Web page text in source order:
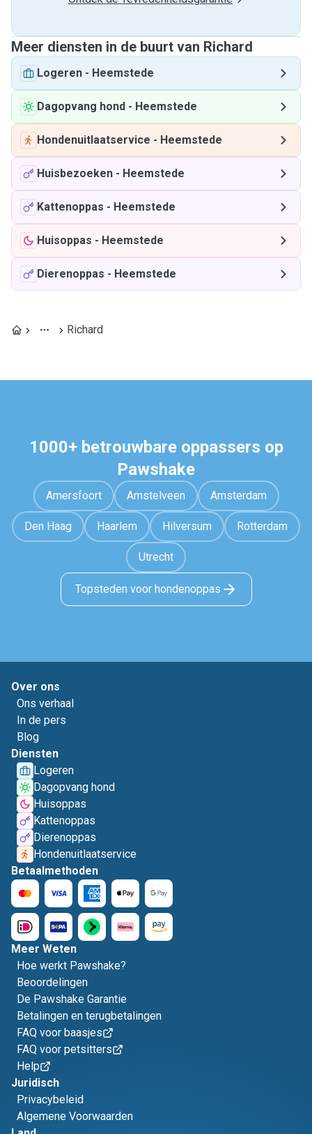
Meer diensten in de buurt van Richard
Logeren - Heemstede
Dagopvang hond - Heemstede
Hondenuitlaatservice - Heemstede
Huisbezoeken - Heemstede
Kattenoppas - Heemstede
Huisoppas - Heemstede
Dierenoppas - Heemstede
Richard
1000+ betrouwbare oppassers op
Pawshake
Amersfoort Amstelveen Amsterdam
Den Haag Haarlem Hilversum Rotterdam
Utrecht
Topsteden voor hondenoppas
Over ons
Ons verhaal
In de pers
Blog
Diensten
Logeren
Dagopvang hond
Huisoppas
Kattenoppas
Dierenoppas
Hondenuitlaatservice
Betaalmethoden
Meer Weten
Hoe werkt Pawshake?
Beoordelingen
De Pawshake Garantie
Betalingen en terugbetalingen
FAQ voor baasjes
FAQ voor petsitters
Help
Juridisch
Privacybeleid
Algemene Voorwaarden